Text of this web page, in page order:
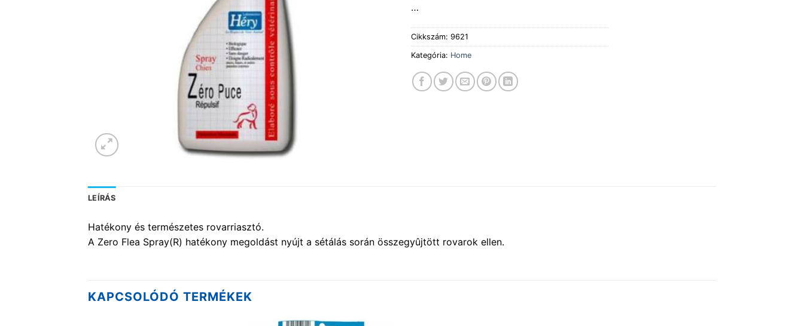
…
Cikkszám: 9621
Kategória: Home
LEÍRÁS
Hatékony és természetes rovarriasztó.
A Zero Flea Spray(R) hatékony megoldást nyújt a sétálás során összegyûjtött rovarok ellen.
KAPCSOLÓDÓ TERMÉKEK